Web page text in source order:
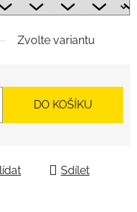
Zvolte variantu
DO KOŠÍKU
Sdílet